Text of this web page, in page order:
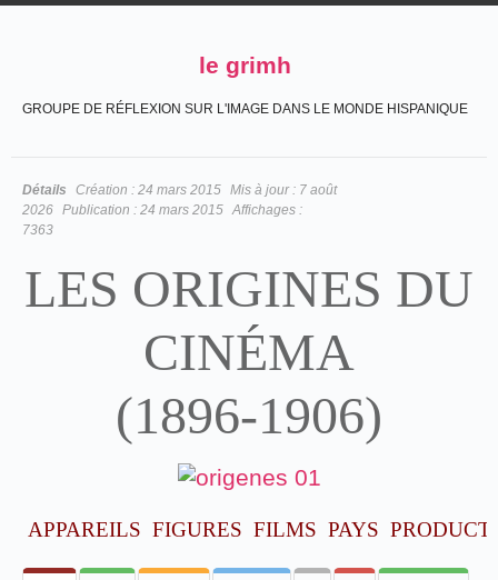
le grimh
GROUPE DE RÉFLEXION SUR L'IMAGE DANS LE MONDE HISPANIQUE
Détails Création : 24 mars 2015 Mis à jour : 7 août
2026 Publication : 24 mars 2015 Affichages :
7363
LES ORIGINES DU
CINÉMA
(1896-1906)
APPAREILS FIGURES FILMS PAYS